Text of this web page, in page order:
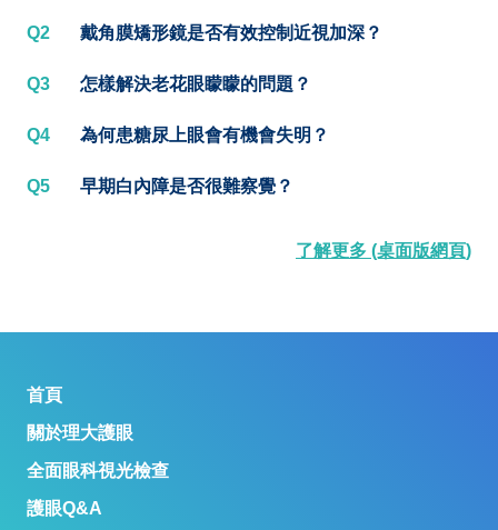
Q2 戴角膜矯形鏡是否有效控制近視加深？
Q3 怎樣解決老花眼矇矇的問題？
Q4 為何患糖尿上眼會有機會失明？
Q5 早期白內障是否很難察覺？
了解更多 (桌面版網頁)
首頁
關於理大護眼
全面眼科視光檢查
護眼Q&A